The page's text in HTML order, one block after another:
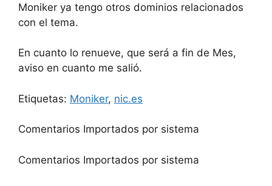
Moniker ya tengo otros dominios relacionados
con el tema.
En cuanto lo renueve, que será a fin de Mes,
aviso en cuanto me salió.
Etiquetas: Moniker, nic.es
Comentarios Importados por sistema
Comentarios Importados por sistema